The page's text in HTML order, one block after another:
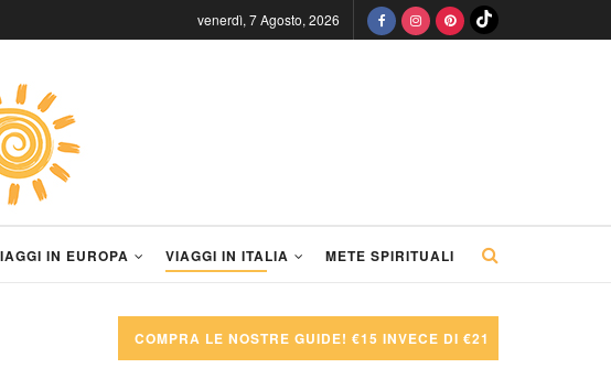
venerdì, 7 Agosto, 2026
IN EUROPA VIAGGI IN ITALIA METE SPIRITUALI
COMPRA LE NOSTRE GUIDE! €15 INVECE DI €21